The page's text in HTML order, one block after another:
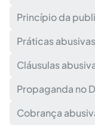
Princípio da
Práticas
Cláusulas
Propaganda no
Cobrança